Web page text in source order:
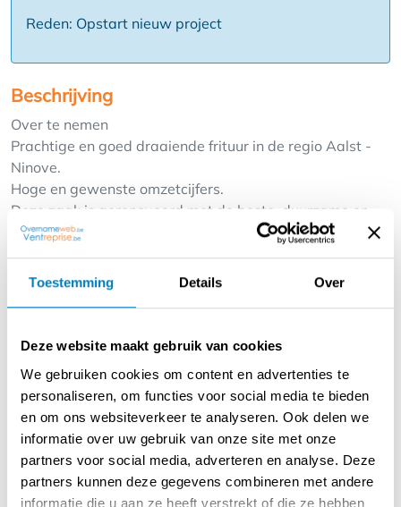
Toestemming Details Over
Deze website maakt gebruik van cookies
We gebruiken cookies om content en advertenties te
personaliseren, om functies voor social media te bieden
en om ons websiteverkeer te analyseren. Ook delen we
informatie over uw gebruik van onze site met onze
partners voor social media, adverteren en analyse. Deze
partners kunnen deze gegevens combineren met andere
informatie die u aan ze heeft verstrekt of die ze hebben
Reden: Opstart nieuw project
Beschrijving
Over te nemen
Prachtige en goed draaiende frituur in de regio Aalst -
Ninove.
Hoge en gewenste omzetcijfers.
Deze zaak is gerenoveerd met de beste, duurzame en
hoogwaardige materialen en beschikt nog over heel wat
groeimogelijkheden.
Door de praktische inrichting kan er zeer snel gewerkt
worden en liggen de kosten zeer laag.
95 m² groot met een 45 tal zitplaatsen, een terras aan
voor 19 wagens.
De inrichting gebeurde met degelijk materiaal zoals een
geautomatiseerde friteuse merk Perfecta (voorbak / 3
potten en 1 snack ), een turbo chef oven, een oven merk
Rational, nieuwe koeltoog , koelcel, betaalautomaat,
nieuwe kassa, beveiligingssysteem (camerabewaking